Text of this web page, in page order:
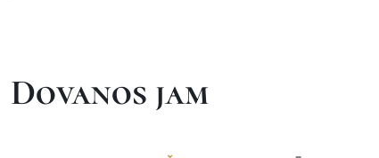
Dovanos jam